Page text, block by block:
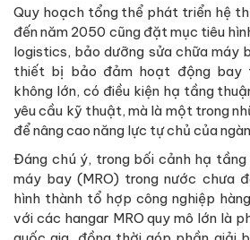
Quy hoạch tổng thể phát triển hệ
đến năm 2050 cũng đặt mục tiêu
logistics, bảo dưỡng sửa chữa máy
thiết bị bảo đảm hoạt động bay
không lớn, có điều kiện hạ tầng
yêu cầu kỹ thuật, mà là một trong
để nâng cao năng lực tự chủ của
Đáng chú ý, trong bối cảnh hạ
máy bay (MRO) trong nước chưa
hình thành tổ hợp công nghiệp
với các hangar MRO quy mô lớn là